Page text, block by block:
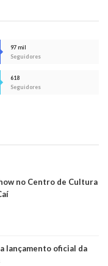
97 mil
Seguidores
618
Seguidores
no Centro de Cultura
lançamento oficial da